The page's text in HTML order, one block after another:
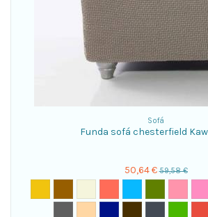
Sofá
Funda sofá chesterfield
50,64 € 59,58 €